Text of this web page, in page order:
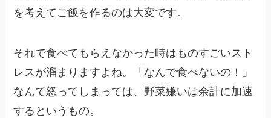
を考えてご飯を作るのは大変です。
それで食べてもらえなかった時はものすごいスト
レスが溜まりますよね。「なんで食べないの！」
なんて怒ってしまっては、野菜嫌いは余計に加速
するというもの。